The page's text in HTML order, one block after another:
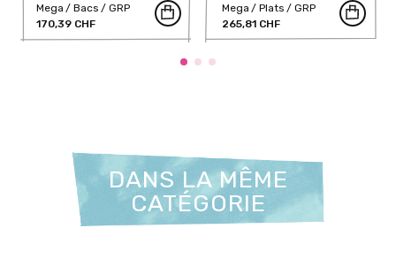
Mega Bacs
GRP
170,39 CHF
Mega Plats
GRP
265,81 CHF
DANS LA MÊME
CATÉGORIE